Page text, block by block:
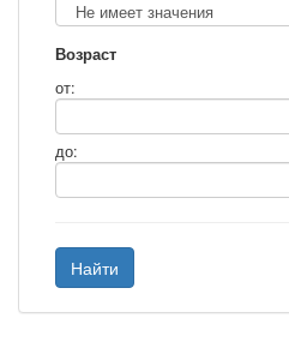
Возраст
от:
до:
Найти